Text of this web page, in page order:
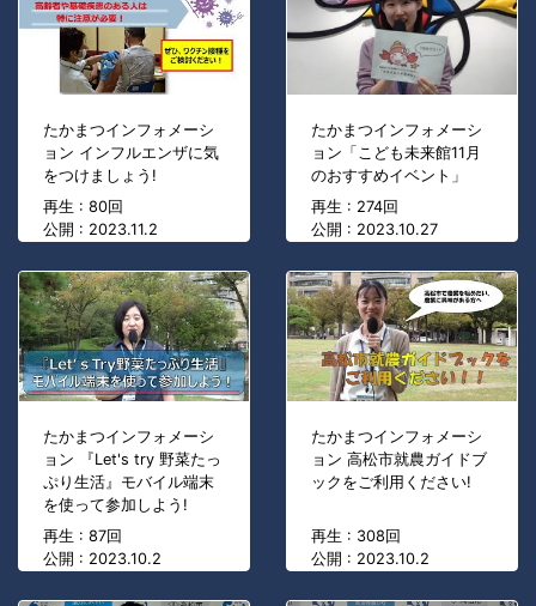
たかまつインフォメーシ
ョン インフルエンザに気
をつけましょう!
再生 : 80回
公開 : 2023.11.2
たかまつインフォメーシ
ョン「こども未来館11月
のおすすめイベント」
再生 : 274回
公開 : 2023.10.27
たかまつインフォメーシ
ョン 『Let's try 野菜たっ
ぷり生活』モバイル端末
を使って参加しよう!
再生 : 87回
公開 : 2023.10.2
たかまつインフォメーシ
ョン 高松市就農ガイドブ
ックをご利用ください!
再生 : 308回
公開 : 2023.10.2